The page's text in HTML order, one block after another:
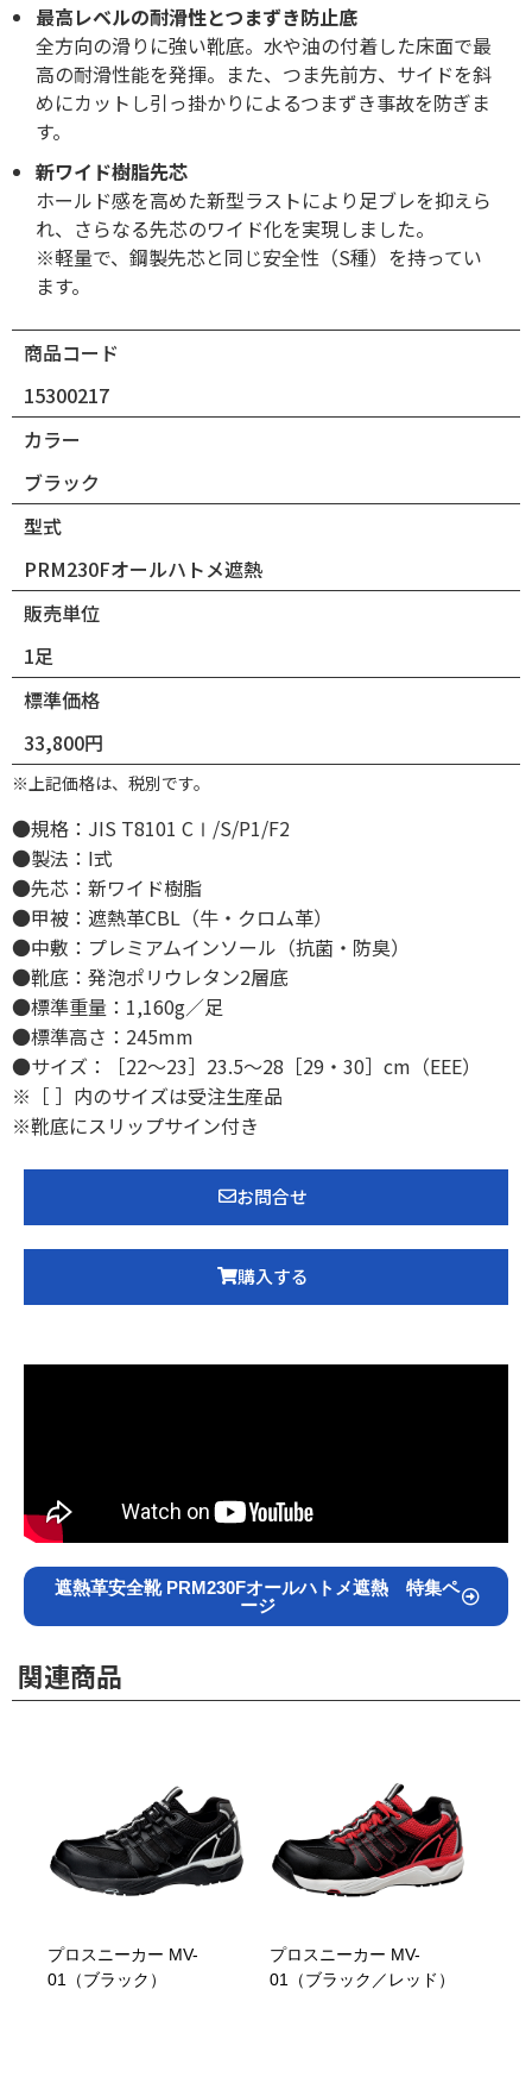
最高レベルの耐滑性とつまずき防止底
全方向の滑りに強い靴底。水や油の付着した床面で最
高の耐滑性能を発揮。また、つま先前方、サイドを斜
めにカットし引っ掛かりによるつまずき事故を防ぎま
す。
新ワイド樹脂先芯
ホールド感を高めた新型ラストにより足ブレを抑えら
れ、さらなる先芯のワイド化を実現しました。
※軽量で、鋼製先芯と同じ安全性（S種）を持ってい
ます。
商品コード
15300217
カラー
ブラック
型式
PRM230Fオールハトメ遮熱
販売単位
1足
標準価格
33,800円
※上記価格は、税別です。
●規格：JIS T8101 CⅠ/S/P1/F2
●製法：I式
●先芯：新ワイド樹脂
●甲被：遮熱革CBL（牛・クロム革）
●中敷：プレミアムインソール（抗菌・防臭）
●靴底：発泡ポリウレタン2層底
●標準重量：1,160g／足
●標準高さ：245mm
●サイズ：［22〜23］23.5〜28［29・30］cm（EEE）
※［ ］内のサイズは受注生産品
※靴底にスリップサイン付き
お問合せ
購入する
遮熱革安全靴 PRM230Fオールハトメ遮熱 特集ペ
ージ
関連商品
プロスニーカー MV-
01（ブラック）
プロスニーカー MV-
01（ブラック／レッド）